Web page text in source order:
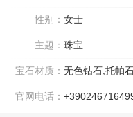
性别： 女士
主题： 珠宝
宝石材质： 无色钻石,托帕
官网电话：